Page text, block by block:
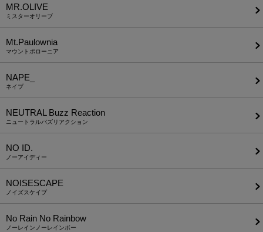
MR.OLIVE
ミスターオリーブ
Mt.Paulownia
マウントポローニア
NAPE_
ネイプ
NEUTRAL Buzz Reaction
ニュートラルバズリアクション
NO ID.
ノーアイディー
NOISESCAPE
ノイズスケイプ
No Rain No Rainbow
ノーレインノーレインボー